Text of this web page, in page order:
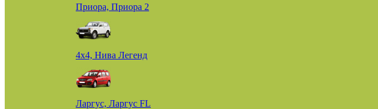
Приора, Приора 2
4х4, Нива Легенд
Ларгус, Ларгус FL